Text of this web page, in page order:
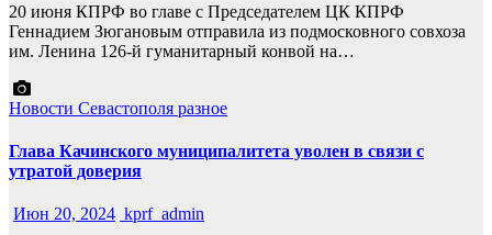
20 июня КПРФ во главе с Председателем ЦК КПРФ
Геннадием Зюгановым отправила из подмосковного совхоза
им. Ленина 126-й гуманитарный конвой на…
Новости Севастополя разное
Глава Качинского муниципалитета уволен в связи с
утратой доверия
Июн 20, 2024 kprf_admin